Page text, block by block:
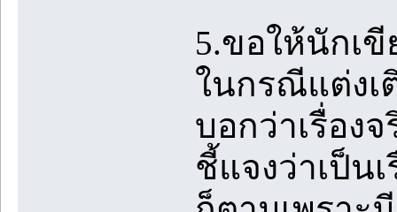
5.ขอให้นักเ
ในกรณีแต่งเ
บอกว่าเรื่อง
ชี้แจงว่าเป็น